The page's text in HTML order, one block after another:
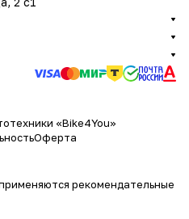
«Bike4You»
Оферта
рекомендательные